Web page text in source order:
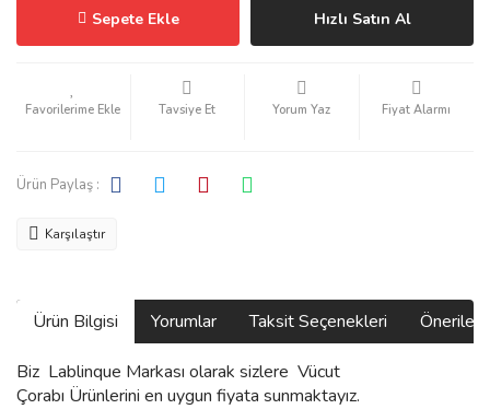
Sepete Ekle Hızlı Satın Al
Tavsiye Et Yorum Yaz Fiyat Alarmı
Ürün Paylaş :
Karşılaştır
Ürün Bilgisi Yorumlar Taksit Seçenekleri
Biz Lablinque Markası olarak sizlere Vücut
Çorabı Ürünlerini en uygun fiyata sunmaktayız.